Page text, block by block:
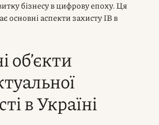
бізнесу в цифрову епоху. Ця
основні аспекти захисту ІВ в
об’єкти
в Україні